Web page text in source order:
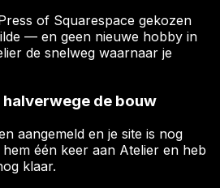
of Squarespace gekozen
— en geen nieuwe hobby in
de snelweg waarnaar je
de bouw
aangemeld en je site is nog
één keer aan Atelier en heb
klaar.